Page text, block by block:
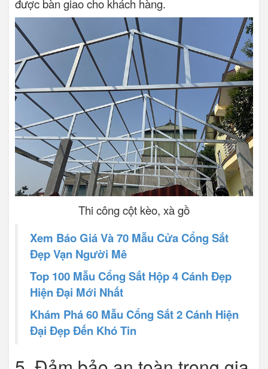
được bàn giao cho khách hàng.
Thi công cột kèo, xà gồ
Xem Báo Giá Và 70 Mẫu Cửa Cổng Sắt
Đẹp Vạn Người Mê
Top 100 Mẫu Cổng Sắt Hộp 4 Cánh Đẹp
Hiện Đại Mới Nhất
Khám Phá 60 Mẫu Cổng Sắt 2 Cánh Hiện
Đại Đẹp Đến Khó Tin